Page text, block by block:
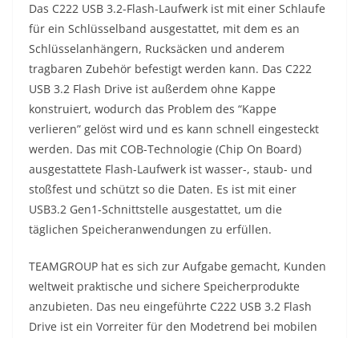
Das C222 USB 3.2-Flash-Laufwerk ist mit einer Schlaufe
für ein Schlüsselband ausgestattet, mit dem es an
Schlüsselanhängern, Rucksäcken und anderem
tragbaren Zubehör befestigt werden kann. Das C222
USB 3.2 Flash Drive ist außerdem ohne Kappe
konstruiert, wodurch das Problem des “Kappe
verlieren” gelöst wird und es kann schnell eingesteckt
werden. Das mit COB-Technologie (Chip On Board)
ausgestattete Flash-Laufwerk ist wasser-, staub- und
stoßfest und schützt so die Daten. Es ist mit einer
USB3.2 Gen1-Schnittstelle ausgestattet, um die
täglichen Speicheranwendungen zu erfüllen.
TEAMGROUP hat es sich zur Aufgabe gemacht, Kunden
weltweit praktische und sichere Speicherprodukte
anzubieten. Das neu eingeführte C222 USB 3.2 Flash
Drive ist ein Vorreiter für den Modetrend bei mobilen